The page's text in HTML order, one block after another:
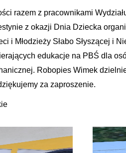
razem z pracownikami
z okazji Dnia Dziecka
i Młodzieży Słabo Słyszącej i
edukacje na PBŚ dla
Robopies Wimek
za zaproszenie.